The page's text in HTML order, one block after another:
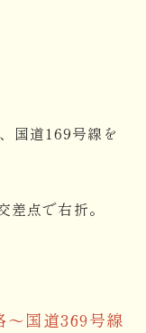
国道169号線を
点で右折。
国道369号線